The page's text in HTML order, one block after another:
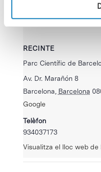
RECINTE
Parc Científic de
Av. Dr. Marañón 8
Barcelona Barcelona
Google
Telèfon
934037173
Visualitza el lloc web de